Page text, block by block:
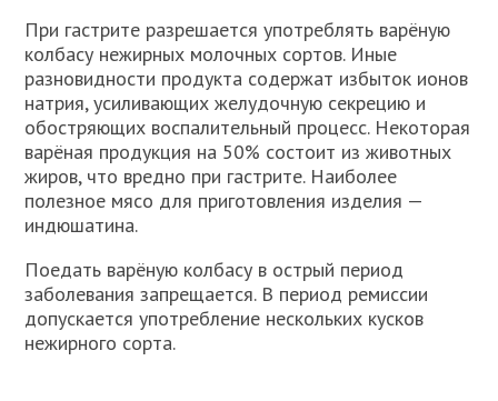
При гастрите разрешается употреблять варёную
колбасу нежирных молочных сортов. Иные
разновидности продукта содержат избыток ионов
натрия, усиливающих желудочную секрецию и
обостряющих воспалительный процесс. Некоторая
варёная продукция на 50% состоит из животных
жиров, что вредно при гастрите. Наиболее
полезное мясо для приготовления изделия —
индюшатина.
Поедать варёную колбасу в острый период
заболевания запрещается. В период ремиссии
допускается употребление нескольких кусков
нежирного сорта.